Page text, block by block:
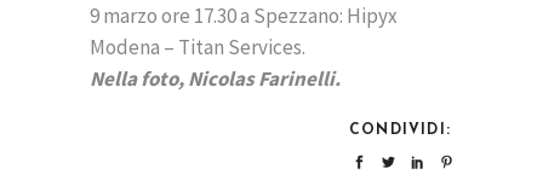
9 marzo ore 17.30 a Spezzano: Hipyx
Modena – Titan Services.
Nella foto, Nicolas Farinelli.
CONDIVIDI: